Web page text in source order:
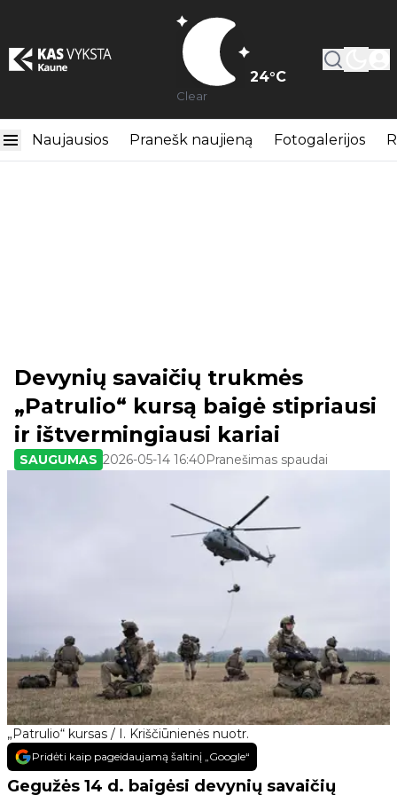
24°C
Clear
Naujausios Pranešk naujieną Fotogalerijos
„Patrulio“ kursas / I. Kriščiūnienės nuotr.
Devynių savaičių trukmės
„Patrulio“ kursą baigė stipriausi
ir ištvermingiausi kariai
SAUGUMAS 2026-05-14 16:40Pranešimas spaudai
Pridėti kaip pageidaujamą šaltinį „Google“
Gegužės 14 d. baigėsi devynių savaičių